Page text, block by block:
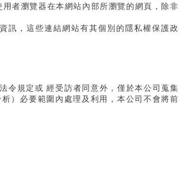
者瀏覽器在本網站內部所瀏覽的網頁，除非
訊，這些連結網站有其個別的隱私權保護政
令規定或 經受訪者同意外，僅於本公司蒐集
）必要範圍內處理及利用，本公司不會將前